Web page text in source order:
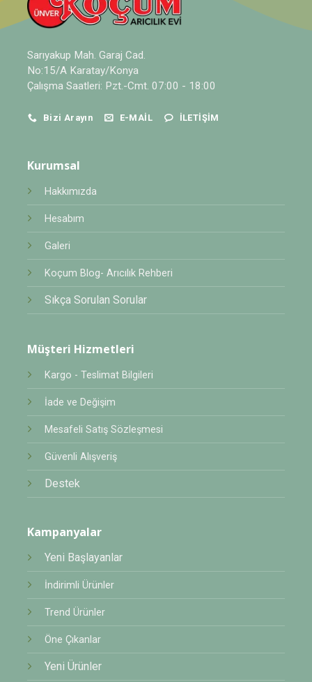
Sarıyakup Mah. Garaj Cad.
No:15/A Karatay/Konya
Çalışma Saatleri: Pzt.-Cmt. 07:00 - 18:00
Bizi Arayın E-MAIL İLETIŞIM
Kurumsal
Hakkımızda
Hesabım
Galeri
Koçum Blog- Arıcılık Rehberi
Sıkça Sorulan Sorular
Müşteri Hizmetleri
Kargo - Teslimat Bilgileri
İade ve Değişim
Mesafeli Satış Sözleşmesi
Güvenli Alışveriş
Destek
Kampanyalar
Yeni Başlayanlar
İndirimli Ürünler
Trend Ürünler
Öne Çıkanlar
Yeni Ürünler